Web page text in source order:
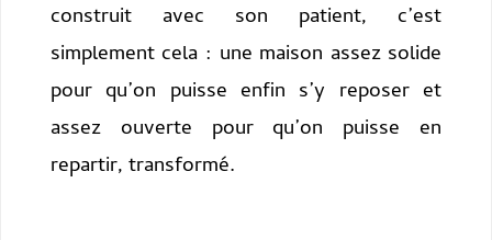
construit avec son patient, c’est
simplement cela : une maison assez solide
pour qu’on puisse enfin s’y reposer et
assez ouverte pour qu’on puisse en
repartir, transformé.